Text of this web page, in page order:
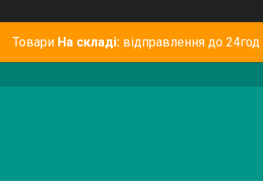
Товари На складі: відправлення до 24год